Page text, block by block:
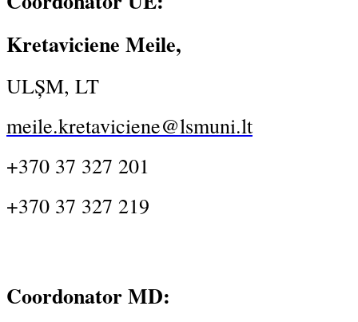
Kretaviciene Meile,
ULȘM, LT
meile.kretaviciene@lsmuni.lt
+370 37 327 201
+370 37 327 219
Coordonator MD: